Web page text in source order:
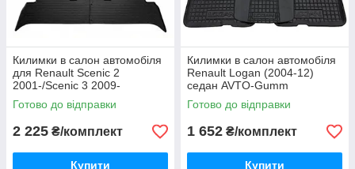
Килимки в салон автомобіля
для Renault Scenic 2
2001-/Scenic 3 2009-
комплекс Stingray
Готово до відправки
2 225 ₴/комплект
Купити
Килимки в салон автомобіля
Renault Logan (2004-12)
седан AVTO-Gumm
Готово до відправки
1 652 ₴/комплект
Купити